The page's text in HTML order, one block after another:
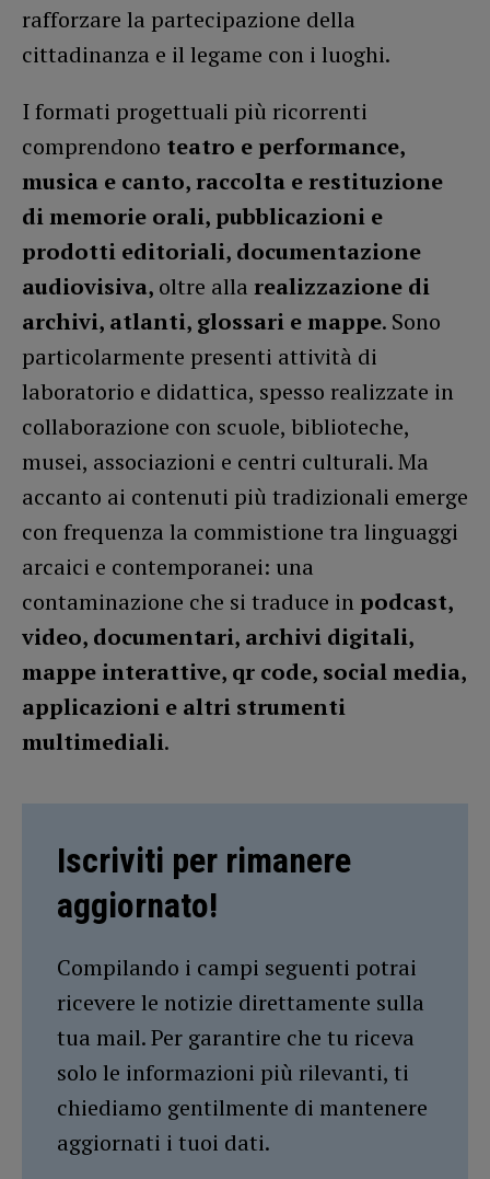
rafforzare la partecipazione della
cittadinanza e il legame con i luoghi.
I formati progettuali più ricorrenti
comprendono teatro e performance,
musica e canto, raccolta e restituzione
di memorie orali, pubblicazioni e
prodotti editoriali, documentazione
audiovisiva, oltre alla realizzazione di
archivi, atlanti, glossari e mappe. Sono
particolarmente presenti attività di
laboratorio e didattica, spesso realizzate in
collaborazione con scuole, biblioteche,
musei, associazioni e centri culturali. Ma
accanto ai contenuti più tradizionali emerge
con frequenza la commistione tra linguaggi
arcaici e contemporanei: una
contaminazione che si traduce in podcast,
video, documentari, archivi digitali,
mappe interattive, qr code, social media,
applicazioni e altri strumenti
multimediali.
Iscriviti per rimanere
aggiornato!
Compilando i campi seguenti potrai
ricevere le notizie direttamente sulla
tua mail. Per garantire che tu riceva
solo le informazioni più rilevanti, ti
chiediamo gentilmente di mantenere
aggiornati i tuoi dati.